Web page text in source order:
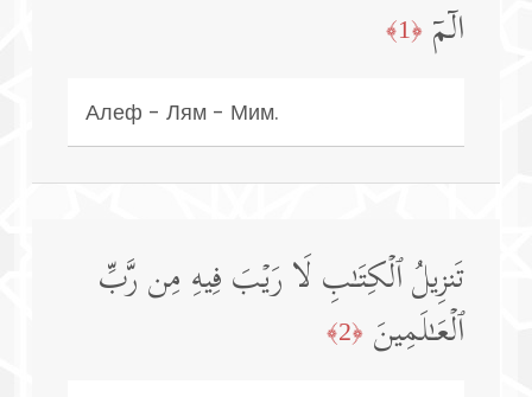
الۤمۤ ﴿1﴾
Алеф - Лям - Мим.
تَنزِیلُ ٱلۡكِتَـٰبِ لَا رَیۡبَ فِیهِ مِن رَّبِّ
ٱلۡعَـٰلَمِینَ ﴿2﴾